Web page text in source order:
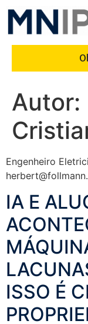
Autor:
Engenheiro
IA E
ISSO É